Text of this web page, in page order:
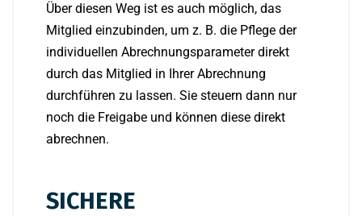
Über diesen Weg ist es auch möglich, das
Mitglied einzubinden, um z. B. die Pflege der
individuellen Abrechnungsparameter direkt
durch das Mitglied in Ihrer Abrechnung
durchführen zu lassen. Sie steuern dann nur
noch die Freigabe und können diese direkt
abrechnen.
SICHERE